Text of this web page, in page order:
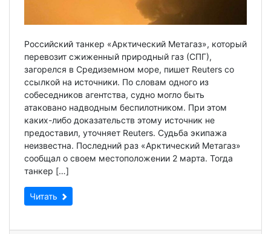
Российский танкер «Арктический Метагаз», который
перевозит сжиженный природный газ (СПГ),
загорелся в Средиземном море, пишет Reuters со
ссылкой на источники. По словам одного из
собеседников агентства, судно могло быть
атаковано надводным беспилотником. При этом
каких-либо доказательств этому источник не
предоставил, уточняет Reuters. Судьба экипажа
неизвестна. Последний раз «Арктический Метагаз»
сообщал о своем местоположении 2 марта. Тогда
танкер […]
Читать